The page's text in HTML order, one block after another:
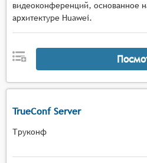
видеоконференций, основанное
архитектуре Huawei.
TrueConf Server
Труконф